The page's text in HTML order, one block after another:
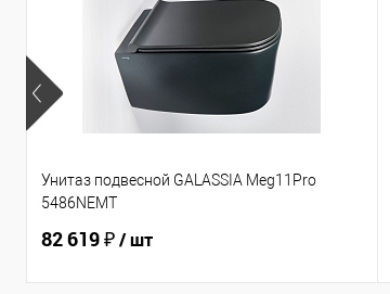
Унитаз подвесной GALASSIA Meg11Pro
5486NEMT
82 619 ₽/ шт